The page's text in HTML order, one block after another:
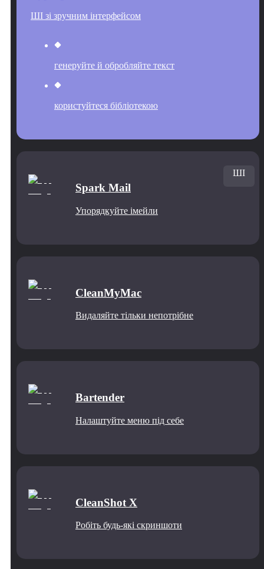
ШІ зі зручним інтерфейсом
генеруйте й обробляйте текст
користуйтеся бібліотекою
Spark Mail
Упорядкуйте імейли
ШІ
CleanMyMac
Видаляйте тільки непотрібне
Bartender
Налаштуйте меню під себе
CleanShot X
Робіть будь-які скриншоти